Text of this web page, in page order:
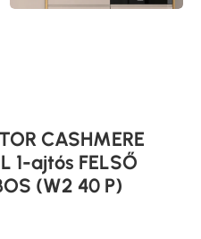
CASHMERE
1-ajtós FELSŐ
(W2 40 P)